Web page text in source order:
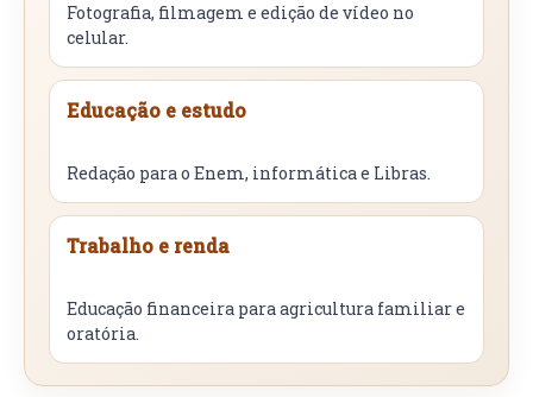
Fotografia, filmagem e edição de vídeo no
celular.
Educação e estudo
Redação para o Enem, informática e Libras.
Trabalho e renda
Educação financeira para agricultura familiar e
oratória.